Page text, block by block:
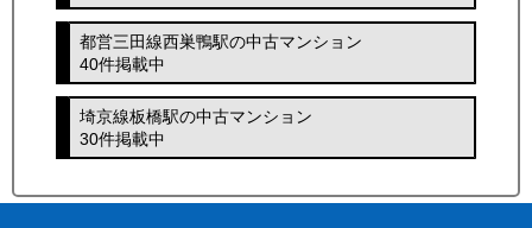
都営三田線西巣鴨駅の中古マンション
40件掲載中
埼京線板橋駅の中古マンション
30件掲載中